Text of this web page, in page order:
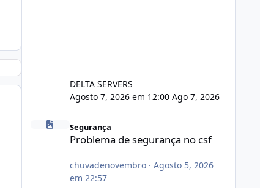
DELTA SERVERS
Agosto 7, 2026 em 12:00 Ago 7, 2026
Problema de segurança no csf
Segurança
Problema de segurança no csf
chuvadenovembro· Agosto 5, 2026
em 22:57